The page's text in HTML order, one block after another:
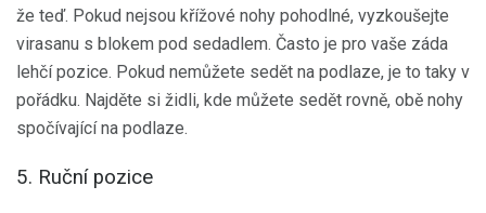
že teď. Pokud nejsou křížové nohy pohodlné, vyzkoušejte
virasanu s blokem pod sedadlem. Často je pro vaše záda
lehčí pozice. Pokud nemůžete sedět na podlaze, je to taky v
pořádku. Najděte si židli, kde můžete sedět rovně, obě nohy
spočívající na podlaze.
5. Ruční pozice